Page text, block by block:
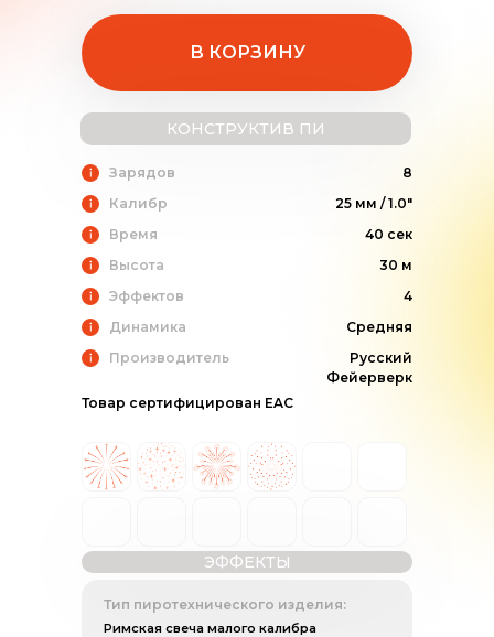
Тип пиротехнического изделия:
Римская свеча малого калибра
Время
Зарядов
8
Калибр
25 мм / 1.0"
40 сек
Высота
30 м
Эффектов
Товар сертифицирован EAC
Динамика Средняя
Производитель
Русский
Фейерверк
В КОРЗИНУ
4
КОНСТРУКТИВ ПИ
ЭФФЕКТЫ